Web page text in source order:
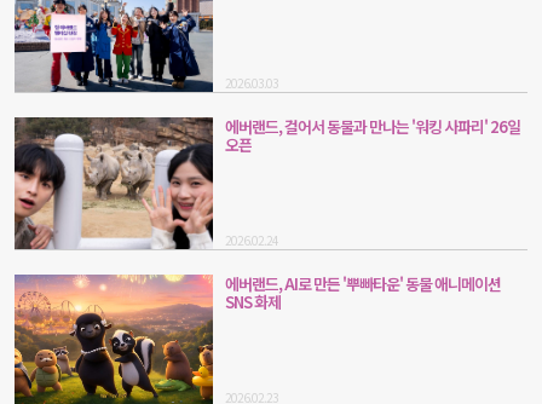
2026.03.03
에버랜드, 걸어서 동물과 만나는 '워킹 사파리' 26일
오픈
2026.02.24
에버랜드, AI로 만든 '뿌빠타운' 동물 애니메이션
SNS 화제
2026.02.23